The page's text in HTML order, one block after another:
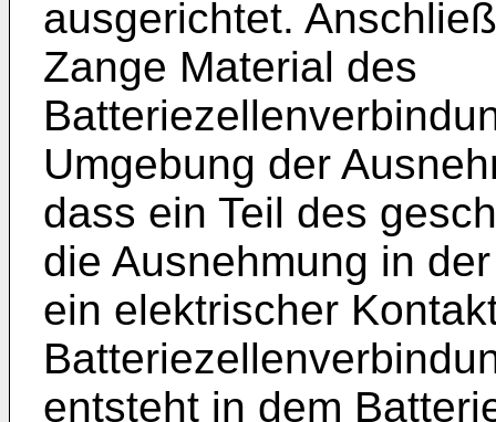
ausgerichtet.
Zange Material des
Umgebung der
dass ein Teil des
die Ausnehmung in
ein elektrischer
entsteht in dem